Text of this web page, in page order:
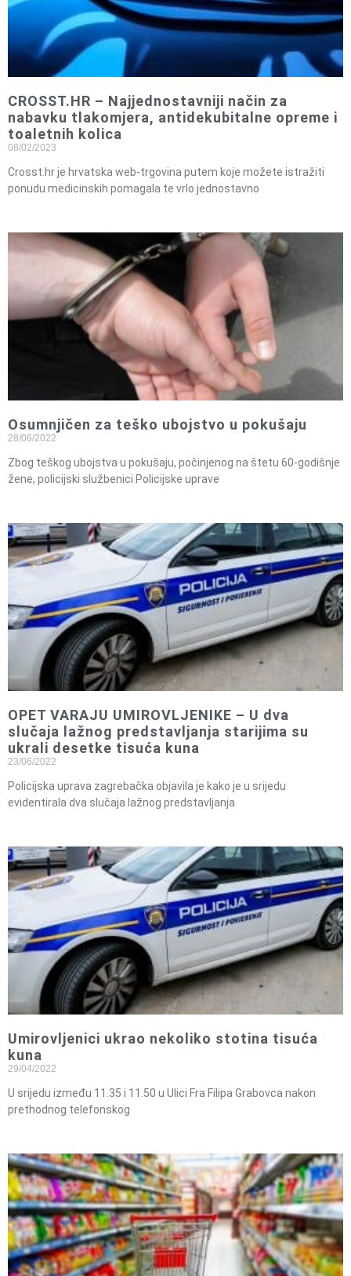
CROSST.HR – Najjednostavniji način za
nabavku tlakomjera, antidekubitalne opreme i
toaletnih kolica
08/02/2023
Crosst.hr je hrvatska web-trgovina putem koje možete istražiti
ponudu medicinskih pomagala te vrlo jednostavno
Osumnjičen za teško ubojstvo u pokušaju
28/06/2022
Zbog teškog ubojstva u pokušaju, počinjenog na štetu 60-godišnje
žene, policijski službenici Policijske uprave
OPET VARAJU UMIROVLJENIKE – U dva
slučaja lažnog predstavljanja starijima su
ukrali desetke tisuća kuna
23/06/2022
Policijska uprava zagrebačka objavila je kako je u srijedu
evidentirala dva slučaja lažnog predstavljanja
Umirovljenici ukrao nekoliko stotina tisuća
kuna
29/04/2022
U srijedu između 11.35 i 11.50 u Ulici Fra Filipa Grabovca nakon
prethodnog telefonskog